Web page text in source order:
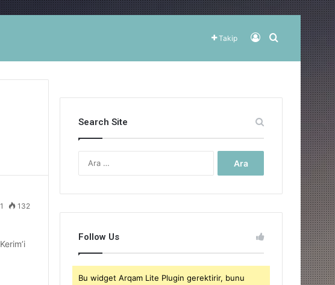
Takip Kayıt OlArama yap
1 132
Search Site
Follow Us
Bu widget Arqam Lite Plugin gerektirir, bunu